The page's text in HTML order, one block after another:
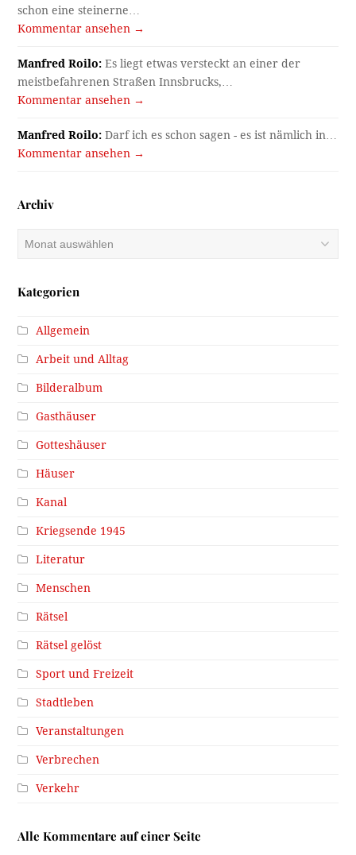
schon eine steinerne…
Kommentar ansehen →
Manfred Roilo: Es liegt etwas versteckt an einer der
meistbefahrenen Straßen Innsbrucks,…
Kommentar ansehen →
Manfred Roilo: Darf ich es schon sagen - es ist nämlich in…
Kommentar ansehen →
Archiv
Archiv
Kategorien
Allgemein
Arbeit und Alltag
Bilderalbum
Gasthäuser
Gotteshäuser
Häuser
Kanal
Kriegsende 1945
Literatur
Menschen
Rätsel
Rätsel gelöst
Sport und Freizeit
Stadtleben
Veranstaltungen
Verbrechen
Verkehr
Alle Kommentare auf einer Seite